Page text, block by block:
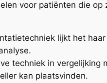
voor patiënten die
lijkt het
techniek in
kan plaatsvinden.